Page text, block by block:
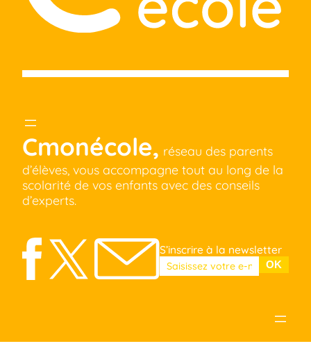
Cmonécole, réseau des parents
d’élèves, vous accompagne tout au long de la
scolarité de vos enfants avec des conseils
d’experts.
S’inscrire à la newsletter
Veuillez laisser ce champ